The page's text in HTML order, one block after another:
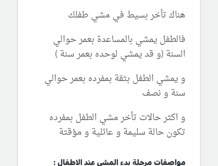
هناك تأخر بسيط في مشي طفلك
فالطفل يمشي بالمساعدة بعمر حوالي
السنة (و قد يمشي لوحده بعمر سنة )
و يمشي الطفل بثقة بمفرده بعمر حوالي
سنة و نصف
و اكثر حالات تأخر مشي الطفل بمفرده
تكون حالة سليمة و عائلية و مؤقتة
مواصفات مرحلة بدء المشي عند الاطفال :